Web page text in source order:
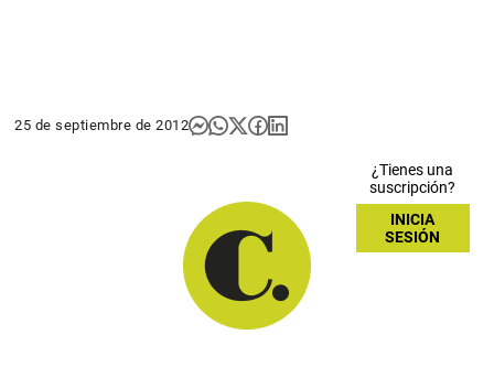
25 de septiembre de 2012
¿Tienes una
suscripción?
INICIA
SESIÓN